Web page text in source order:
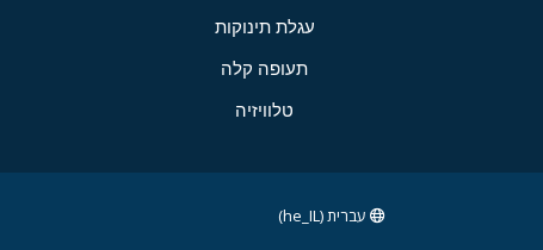
עגלת תינוקות
תעופה קלה
טלוויזיה
עברית (he_IL)